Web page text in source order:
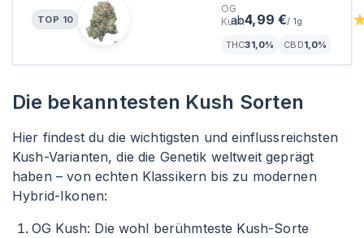
TOP 10
OG
Kush
THC31,0% CBD1,0%
ab4,99 €/1g
Die bekanntesten Kush Sorten
Hier findest du die wichtigsten und einflussreichsten
Kush-Varianten, die die Genetik weltweit geprägt
haben – von echten Klassikern bis zu modernen
Hybrid-Ikonen:
OG Kush: Die wohl berühmteste Kush-Sorte